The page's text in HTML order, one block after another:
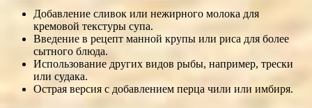
Добавление сливок или нежирного молока для
кремовой текстуры супа.
Введение в рецепт манной крупы или риса для более
сытного блюда.
Использование других видов рыбы, например, трески
или судака.
Острая версия с добавлением перца чили или имбиря.